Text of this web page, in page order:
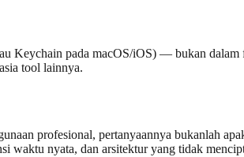
Keychain pada macOS/iOS) — bukan
tool lainnya.
profesional, pertanyaannya bukanlah
waktu nyata, dan arsitektur yang tidak